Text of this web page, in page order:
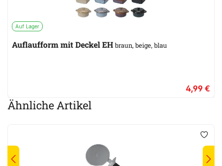
Auf Lager
Auflaufform mit Deckel EH braun, beige, blau
4,99 €
Ähnliche Artikel